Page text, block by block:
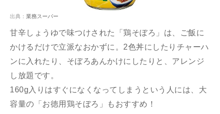
出典： 業務スーパー
甘辛しょうゆで味つけされた「鶏そぼろ」は、ご飯に
かけるだけで立派なおかずに。2色丼にしたりチャーハ
ンに入れたり、そぼろあんかけにしたりと、アレンジ
し放題です。
160g入りはすぐになくなってしまうという人には、大
容量の「お徳用鶏そぼろ」もおすすめ！